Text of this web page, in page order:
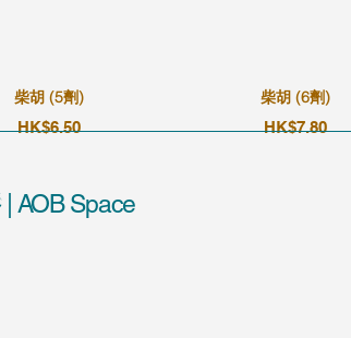
柴胡 (5劑)
HK$6.50
柴胡 (6劑)
HK$7.80
| AOB Space